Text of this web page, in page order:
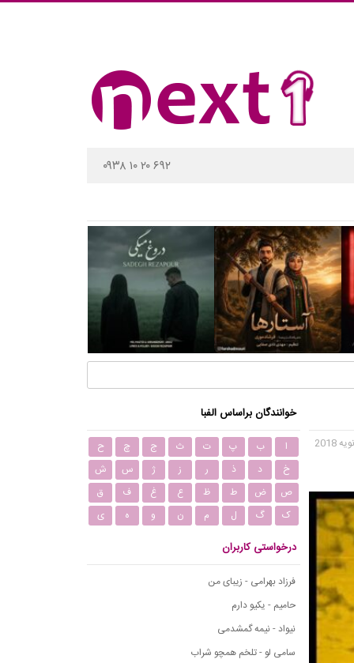
۰۹۳۸ ۱۰ ۲۰ ۶۹۲
خوانندگان براساس الفبا
ا ب پ ت ث ج چ
ح
خ
د ذ ر ز ژ س
ش
ص
ض ط ظ ع غ ف
ق
ک
گ ل م ن و ه ی
درخواستی کاربران
فرزاد بهرامی - زیبای من
حامیم - یکیو دارم
نیواد - نیمه گمشدمی
سامی لو - تلخم همچو شراب